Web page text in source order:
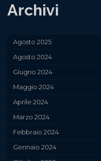
Archivi
Agosto 2025
Agosto 2024
Giugno 2024
Maggio 2024
Aprile 2024
Marzo 2024
Febbraio 2024
Gennaio 2024